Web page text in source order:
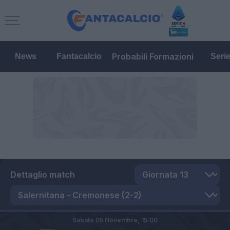
News Fantacalcio Probabili Formazioni
Dettaglio match
Sabato 05 Novembre, 15:00